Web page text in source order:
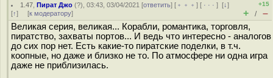
1.47 ,Пират Джо (?), 03:43, 03/04/2021 [ответить] [ ﹢﹢﹢] [ · · ·][↓]
[↑] [к модератору]
+15
+ / –
Великая серия, великая... Корабли, романтика, торговля,
пиратство, захваты портов... И ведь что интересно - аналогов
до сих пор нет. Есть какие-то пиратские поделки, в т.ч.
коопные, но даже и близко не то. По атмосфере ни одна игра
даже не приблизилась.